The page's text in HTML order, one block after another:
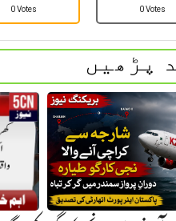
0 Votes 0 Votes
پڑھیں